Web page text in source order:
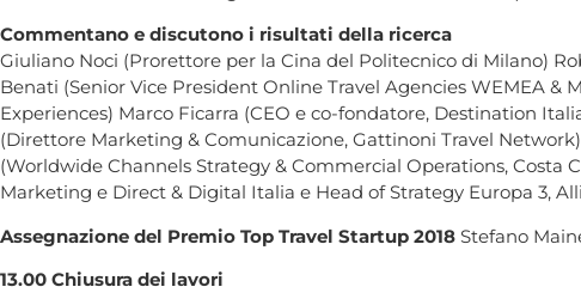
Commentano e discutono i risultati della ricerca
Giuliano Noci (Prorettore per la Cina del Politecnico di Milano)
Benati (Senior Vice President Online Travel Agencies WEMEA
Experiences) Marco Ficarra (CEO e co-fondatore, Destination
(Direttore Marketing & Comunicazione, Gattinoni Travel
(Worldwide Channels Strategy & Commercial Operations,
Marketing e Direct & Digital Italia e Head of Strategy Europa 3,
Assegnazione del Premio Top Travel Startup 2018 Stefano
13.00 Chiusura dei lavori